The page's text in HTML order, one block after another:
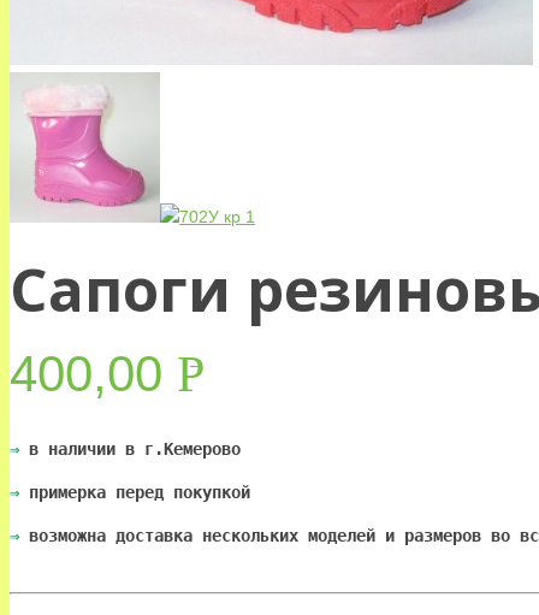
Сапоги
400,00 РУБ.
⇒ в наличии в г.Кемерово
⇒ примерка перед покупкой
⇒ возможна доставка нескольких моделей и размеров во